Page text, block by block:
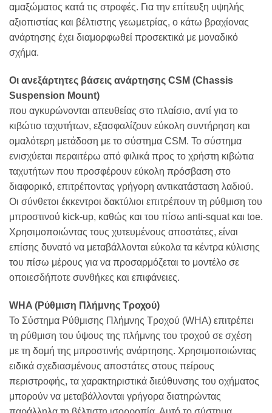
αμαξώματος κατά τις στροφές. Για την επίτευξη υψηλής
αξιοπιστίας και βέλτιστης γεωμετρίας, ο κάτω βραχίονας
ανάρτησης έχει διαμορφωθεί προσεκτικά με μοναδικό
σχήμα.
Οι ανεξάρτητες βάσεις ανάρτησης CSM (Chassis
Suspension Mount)
που αγκυρώνονται απευθείας στο πλαίσιο, αντί για το
κιβώτιο ταχυτήτων, εξασφαλίζουν εύκολη συντήρηση και
ομαλότερη μετάδοση με το σύστημα CSM. Το σύστημα
ενισχύεται περαιτέρω από φιλικά προς το χρήστη κιβώτια
ταχυτήτων που προσφέρουν εύκολη πρόσβαση στο
διαφορικό, επιτρέποντας γρήγορη αντικατάσταση λαδιού.
Οι σύνθετοι έκκεντροι δακτύλιοι επιτρέπουν τη ρύθμιση του
μπροστινού kick-up, καθώς και του πίσω anti-squat και toe.
Χρησιμοποιώντας τους χυτευμένους αποστάτες, είναι
επίσης δυνατό να μεταβάλλονται εύκολα τα κέντρα κύλισης
του πίσω μέρους για να προσαρμόζεται το μοντέλο σε
οποιεσδήποτε συνθήκες και επιφάνειες.
WHA (Ρύθμιση Πλήμνης Τροχού)
Το Σύστημα Ρύθμισης Πλήμνης Τροχού (WHA) επιτρέπει
τη ρύθμιση του ύψους της πλήμνης του τροχού σε σχέση
με τη δομή της μπροστινής ανάρτησης. Χρησιμοποιώντας
ειδικά σχεδιασμένους αποστάτες στους πείρους
περιστροφής, τα χαρακτηριστικά διεύθυνσης του οχήματος
μπορούν να μεταβάλλονται γρήγορα διατηρώντας